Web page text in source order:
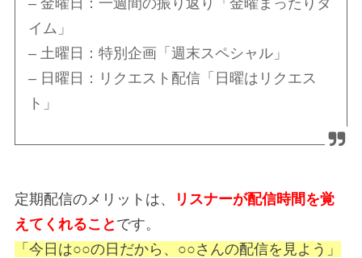
イム」
– 土曜日：特別企画「週末スペシャル」
– 日曜日：リクエスト配信「日曜はリクエス
ト」
定期配信のメリットは、
リスナーが配信時間を覚
えてくれること です。
「今日は○○の日だから、○○さんの配信を見よう」